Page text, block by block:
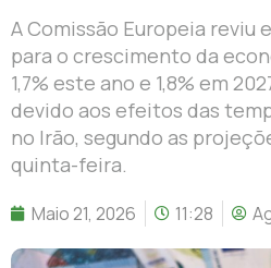
A Comissão Europeia reviu
para o crescimento da
1,7% este ano e 1,8% em
devido aos efeitos das
no Irão, segundo as
quinta-feira.
Maio 21, 2026 11:28